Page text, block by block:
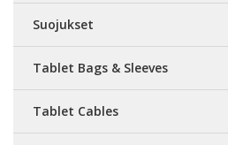
Suojukset
Tablet Bags & Sleeves
Tablet Cables